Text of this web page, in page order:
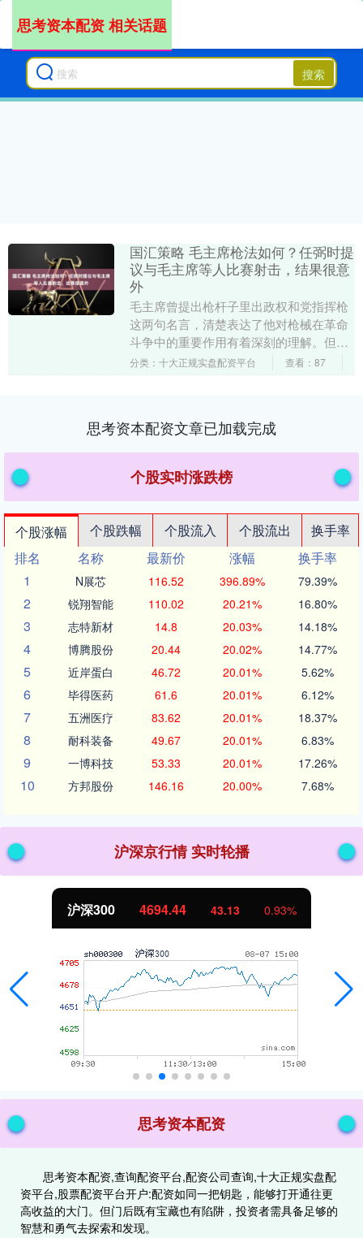
搜索
思考资本配资 相关话题
国汇策略 毛主席枪法如何？任弼时提
议与毛主席等人比赛射击，结果很意
外
毛主席曾提出枪杆子里出政权和党指挥枪
这两句名言，清楚表达了他对枪械在革命
斗争中的重要作用有着深刻的理解。但尽
管如此，毛主席在一生中其实很少亲自持
分类：十大正规实盘配资平台 查看：87
思考资本配资文章已加载完成
个股实时涨跌榜
个股涨幅 个股跌幅 个股流入 个股流出
换手率
排名
名称 最新价 涨幅
换手率
1
N展芯 116.52 396.89% 79.39%
2 锐翔智能 110.02 20.21% 16.80%
3 志特新材 14.8 20.03% 14.18%
4 博腾股份 20.44 20.02% 14.77%
5 近岸蛋白 46.72 20.01% 5.62%
6 毕得医药 61.6 20.01% 6.12%
7 五洲医疗 83.62 20.01% 18.37%
8 耐科装备 49.67 20.01% 6.83%
9 一博科技 53.33 20.01% 17.26%
10 方邦股份 146.16 20.00% 7.68%
沪深京行情 实时轮播
沪深300 4694.44 43.13 0.93%
思考资本配资
思考资本配资,查询配资平台,配资公司查询,十大正规实盘配
资平台,股票配资平台开户:配资如同一把钥匙，能够打开通往更
高收益的大门。但门后既有宝藏也有陷阱，投资者需具备足够的
智慧和勇气去探索和发现。